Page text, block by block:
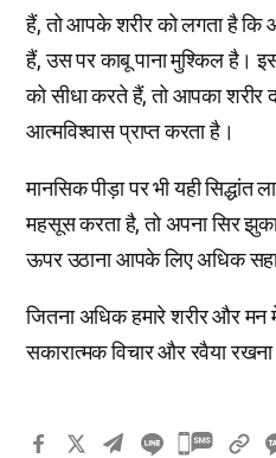
हैं, तो आपके शरीर को लगता है कि
हैं, उस पर काबू पाना मुश्किल है।
को सीधा करते हैं, तो आपका शरीर
आत्मविश्वास प्राप्त करता है।
मानसिक पीड़ा पर भी यही सिद्धांत
महसूस करता है, तो अपना सिर
ऊपर उठाना आपके लिए अधिक
जितना अधिक हमारे शरीर और मन
सकारात्मक विचार और रवैया